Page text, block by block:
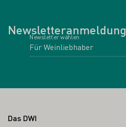
Newsletteranmeldung
Newsletter wählen
Fußbereich
Das DWI